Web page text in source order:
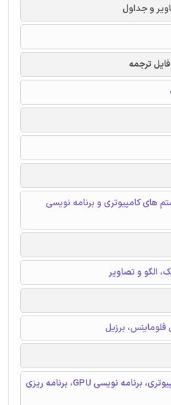
و جداول
ترجمه
های کامپیوتری و برنامه نویسی
الگو و تصاویر
فلوماینس، برزیل
تقسیم بندی تصویر، بینایی کامپیوتری، برنامه نویسی GPU، برنامه ریزی